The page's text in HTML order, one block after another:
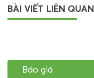
BÀI VIẾT LIÊN QUAN
Báo giá